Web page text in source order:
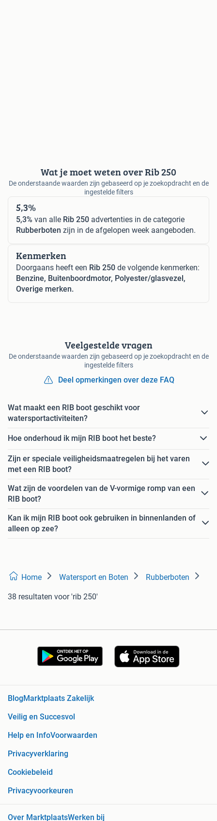
Wat je moet weten over Rib 250
De onderstaande waarden zijn gebaseerd op je zoekopdracht en de
ingestelde filters
5,3%
5,3% van alle Rib 250 advertenties in de categorie
Rubberboten zijn in de afgelopen week aangeboden.
Kenmerken
Doorgaans heeft een Rib 250 de volgende kenmerken:
Benzine, Buitenboordmotor, Polyester/glasvezel,
Overige merken.
Veelgestelde vragen
De onderstaande waarden zijn gebaseerd op je zoekopdracht en de
ingestelde filters
Deel opmerkingen over deze FAQ
Wat maakt een RIB boot geschikt voor
watersportactiviteiten?
Hoe onderhoud ik mijn RIB boot het beste?
Zijn er speciale veiligheidsmaatregelen bij het varen
met een RIB boot?
Wat zijn de voordelen van de V-vormige romp van een
RIB boot?
Kan ik mijn RIB boot ook gebruiken in binnenlanden of
alleen op zee?
Home Watersport en Boten Rubberboten
38 resultaten voor 'rib 250'
BlogMarktplaats Zakelijk
Veilig en Succesvol
Help en InfoVoorwaarden
Privacyverklaring
Cookiebeleid
Privacyvoorkeuren
Over MarktplaatsWerken bij